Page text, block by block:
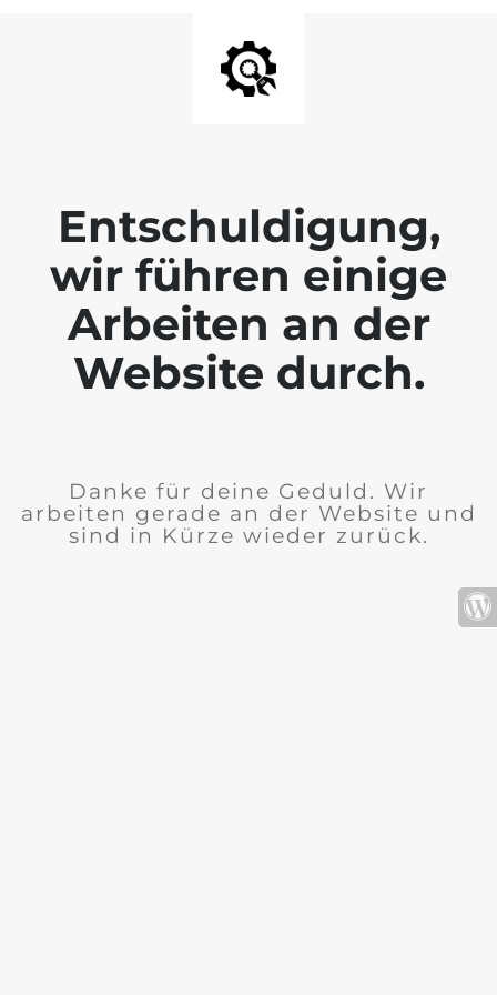
Entschuldigung,
wir führen einige
Arbeiten an der
Website durch.
Danke für deine Geduld. Wir
arbeiten gerade an der Website und
sind in Kürze wieder zurück.